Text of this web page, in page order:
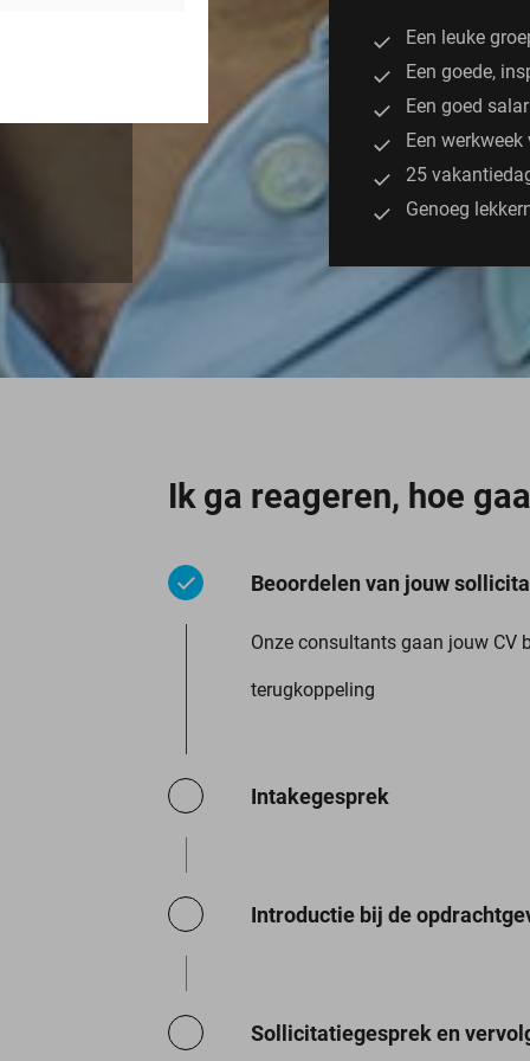
Een leuke
Een goede,
Een goed
Een
25
Genoeg
Ik ga reageren, hoe
Beoordelen van jouw
Onze consultants gaan jouw CV
terugkoppeling
Intakegesprek
Introductie bij de
Sollicitatiegesprek en